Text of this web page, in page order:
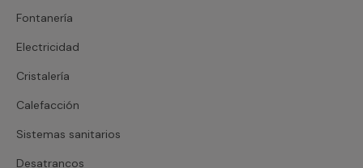
Fontanería
Electricidad
Cristalería
Calefacción
Sistemas sanitarios
Desatrancos